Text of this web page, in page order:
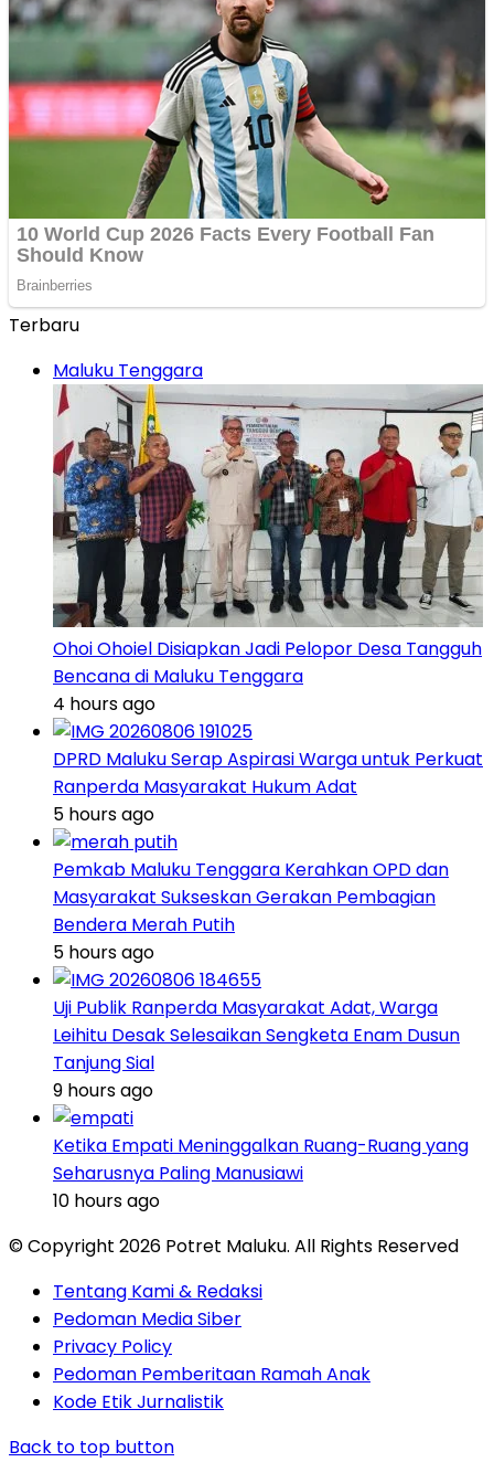
Terbaru
Maluku Tenggara
Ohoi Ohoiel Disiapkan Jadi Pelopor Desa Tangguh
Bencana di Maluku Tenggara
4 hours ago
DPRD Maluku Serap Aspirasi Warga untuk Perkuat
Ranperda Masyarakat Hukum Adat
5 hours ago
Pemkab Maluku Tenggara Kerahkan OPD dan
Masyarakat Sukseskan Gerakan Pembagian
Bendera Merah Putih
5 hours ago
Uji Publik Ranperda Masyarakat Adat, Warga
Leihitu Desak Selesaikan Sengketa Enam Dusun
Tanjung Sial
9 hours ago
Ketika Empati Meninggalkan Ruang-Ruang yang
Seharusnya Paling Manusiawi
10 hours ago
© Copyright 2026 Potret Maluku. All Rights Reserved
Tentang Kami & Redaksi
Pedoman Media Siber
Privacy Policy
Pedoman Pemberitaan Ramah Anak
Kode Etik Jurnalistik
Back to top button